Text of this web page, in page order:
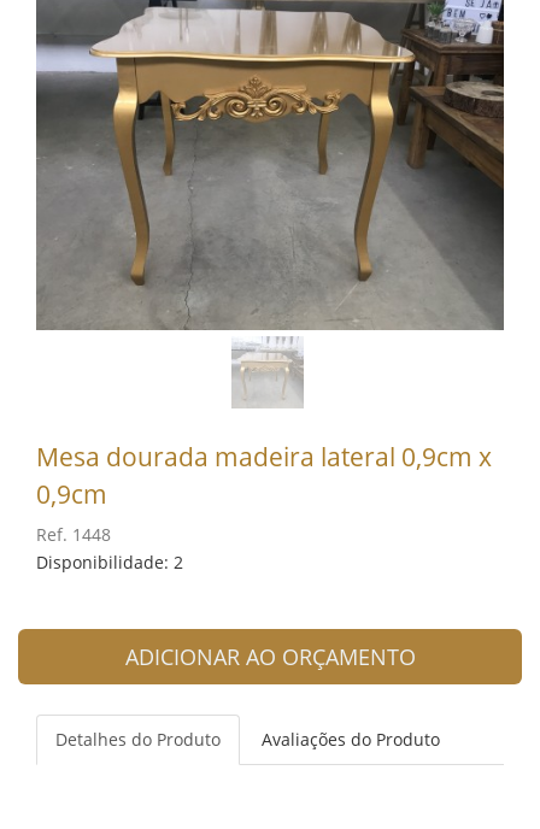
Mesa dourada madeira lateral 0,9cm x
0,9cm
Ref. 1448
Disponibilidade: 2
ADICIONAR AO ORÇAMENTO
Detalhes do Produto Avaliações do Produto